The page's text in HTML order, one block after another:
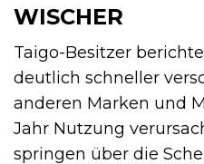
ISCHER
Taigo-Besitzer
deutlich schneller
anderen Marken und
Jahr Nutzung
springen über die